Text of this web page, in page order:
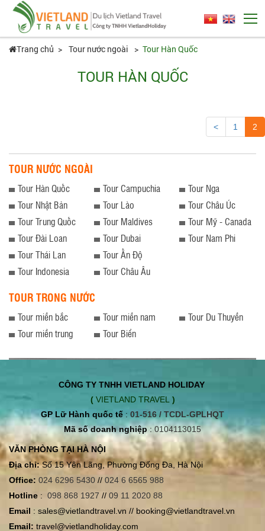
Trang chủ Tour nước ngoài Tour Hàn Quốc
TOUR HÀN QUỐC
< 1 2
TOUR NƯỚC NGOÀI
Tour Hàn Quốc
Tour Nhật Bản
Tour Trung Quốc
Tour Đài Loan
Tour Thái Lan
Tour Indonesia
Tour Campuchia
Tour Lào
Tour Maldives
Tour Dubai
Tour Ấn Độ
Tour Châu Âu
Tour Nga
Tour Châu Úc
Tour Mỹ - Canada
Tour Nam Phi
TOUR TRONG NƯỚC
Tour miền bắc
Tour miền trung
Tour miền nam
Tour Biển
Tour Du Thuyền
CÔNG TY TNHH VIETLAND HOLIDAY
( VIETLAND TRAVEL )
GP Lữ Hành quốc tế : 01-516 / TCDL-GPLHQT
Mã số doanh nghiệp: 0104113015
VĂN PHÒNG TẠI HÀ NỘI
Địa chỉ:Số 15 Yên Lãng, Phường Đống Đa, Hà Nội
Office: 024 6296 5430 // 024 6 6565 988
Hotline : 098 868 1927 // 09 11 2020 88
Email : sales@vietlandtravel.vn // booking@vietlandtravel.vn
Email: travel@vietlandholiday.com